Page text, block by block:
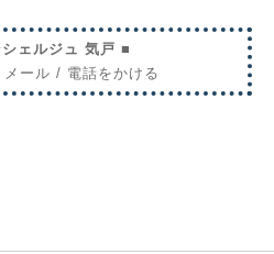
ェルジュ 気戸 ■
メール / 電話をかける